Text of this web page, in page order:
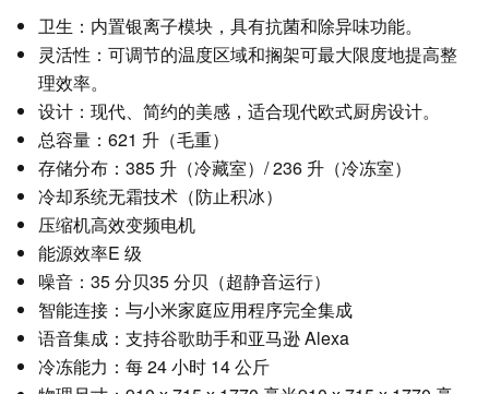
卫生：内置银离子模块，具有抗菌和除异味功能。
灵活性：可调节的温度区域和搁架可最大限度地提高整
理效率。
设计：现代、简约的美感，适合现代欧式厨房设计。
总容量：621 升（毛重）
存储分布：385 升（冷藏室）/ 236 升（冷冻室）
冷却系统无霜技术（防止积冰）
压缩机高效变频电机
能源效率E 级
噪音：35 分贝35 分贝（超静音运行）
智能连接：与小米家庭应用程序完全集成
语音集成：支持谷歌助手和亚马逊 Alexa
冷冻能力：每 24 小时 14 公斤